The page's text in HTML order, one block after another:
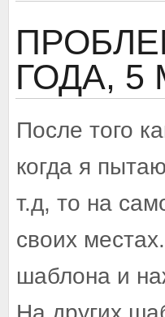
ГОДА,
После того
когда я
т.д, то на
своих
шаблона и